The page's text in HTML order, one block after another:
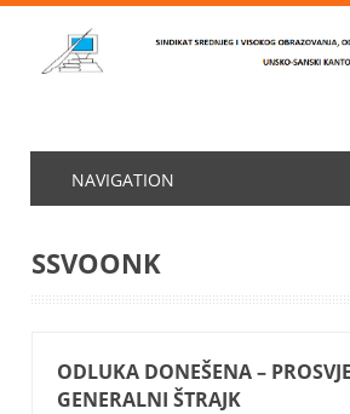
SSVOONK
ODLUKA DONEŠENA –
GENERALNI ŠTRAJK